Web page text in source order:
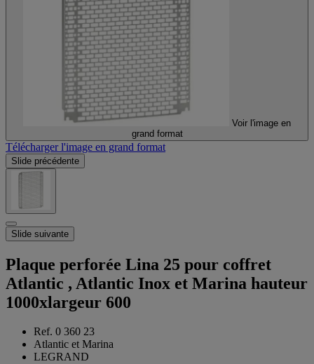
Voir l'image en
grand format
Télécharger l'image en grand format
Slide précédente
Slide suivante
Plaque perforée Lina 25 pour coffret
Atlantic , Atlantic Inox et Marina hauteur
1000xlargeur 600
Ref. 0 360 23
Atlantic et Marina
LEGRAND